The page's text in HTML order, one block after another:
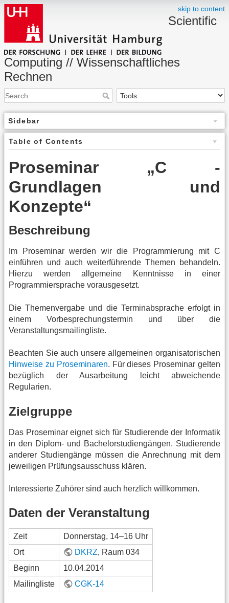
skip to content
Scientific
Computing // Wissenschaftliches
Rechnen
Sidebar
Table of Contents
Proseminar „C -
Grundlagen und
Konzepte“
Beschreibung
Im Proseminar werden wir die Programmierung mit C
einführen und auch weiterführende Themen behandeln.
Hierzu werden allgemeine Kenntnisse in einer
Programmiersprache vorausgesetzt.
Die Themenvergabe und die Terminabsprache erfolgt in
einem Vorbesprechungstermin und über die
Veranstaltungsmailingliste.
Beachten Sie auch unsere allgemeinen organisatorischen
Hinweise zu Proseminaren. Für dieses Proseminar gelten
bezüglich der Ausarbeitung leicht abweichende
Regularien.
Zielgruppe
Das Proseminar eignet sich für Studierende der Informatik
in den Diplom- und Bachelorstudiengängen. Studierende
anderer Studiengänge müssen die Anrechnung mit dem
jeweiligen Prüfungsausschuss klären.
Interessierte Zuhörer sind auch herzlich willkommen.
Daten der Veranstaltung
Zeit
Donnerstag, 14–16 Uhr
Ort
DKRZ, Raum 034
Beginn
10.04.2014
Mailingliste
CGK-14